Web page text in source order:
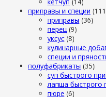
приправы и специи
приправы (36)
перец (9)
уксус (8)
кулинарные
специи и
полуфабрикаты (35)
суп быстрого
лапша быстрого
пюре (6)